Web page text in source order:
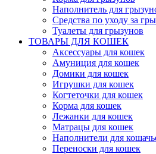
Наполнитель для
Средства по уходу за
Туалеты для грызунов
ТОВАРЫ ДЛЯ КОШЕК
Аксессуары для кошек
Амуниция для кошек
Домики для кошек
Игрушки для кошек
Когтеточки для кошек
Корма для кошек
Лежанки для кошек
Матрацы для кошек
Наполнители для
Переноски для кошек